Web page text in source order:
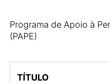
Programa de Apoio à
(PAPE)
TÍTULO